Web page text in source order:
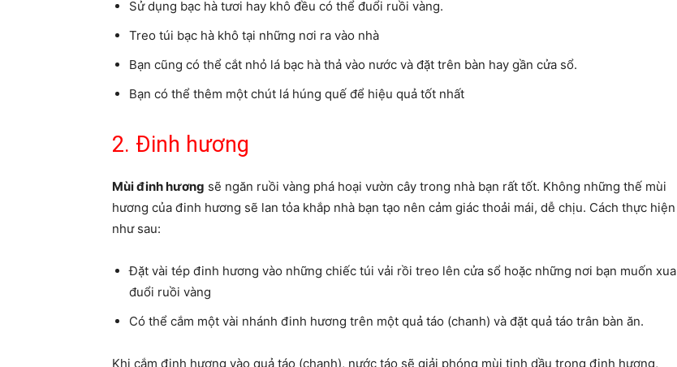
Sử dụng bạc hà tươi hay khô đều có thể đuổi ruồi vàng.
Treo túi bạc hà khô tại những nơi ra vào nhà
Bạn cũng có thể cắt nhỏ lá bạc hà thả vào nước và đặt trên bàn hay gần cửa sổ.
Bạn có thể thêm một chút lá húng quế để hiệu quả tốt nhất
2. Đinh hương
Mùi đinh hương sẽ ngăn ruồi vàng phá hoại vườn cây trong nhà bạn rất tốt. Không những thế mùi
hương của đinh hương sẽ lan tỏa khắp nhà bạn tạo nên cảm giác thoải mái, dễ chịu. Cách thực hiện
như sau:
Đặt vài tép đinh hương vào những chiếc túi vải rồi treo lên cửa sổ hoặc những nơi bạn muốn xua
đuổi ruồi vàng
Có thể cắm một vài nhánh đinh hương trên một quả táo (chanh) và đặt quả táo trân bàn ăn.
Khi cắm đinh hương vào quả táo (chanh), nước táo sẽ giải phóng mùi tinh dầu trong đinh hương,